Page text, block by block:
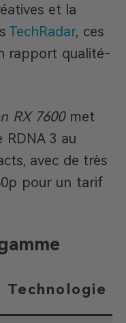
et la
TechRadar, ces
rapport qualité-
RX 7600met
RDNA 3 au
avec de très
pour un tarif
Technologie